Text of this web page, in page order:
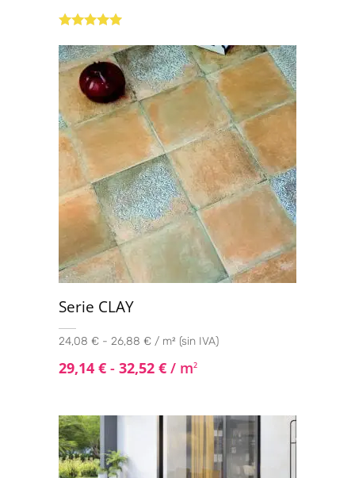
5.00de 5
Serie CLAY
24,08 € - 26,88 € / m² (sin IVA)
29,14 € - 32,52 € / m2